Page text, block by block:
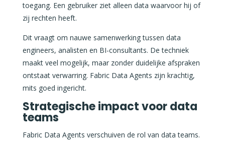
toegang. Een gebruiker ziet alleen data waarvoor hij of
zij rechten heeft.
Dit vraagt om nauwe samenwerking tussen data
engineers, analisten en BI-consultants. De techniek
maakt veel mogelijk, maar zonder duidelijke afspraken
ontstaat verwarring. Fabric Data Agents zijn krachtig,
mits goed ingericht.
Strategische impact voor data
teams
Fabric Data Agents verschuiven de rol van data teams.